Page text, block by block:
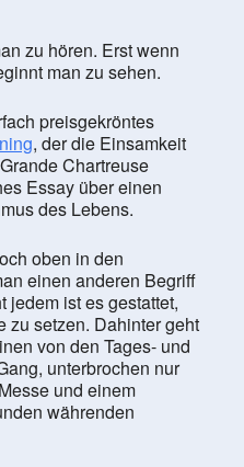
zu hören. Erst wenn
man zu sehen.
preisgekröntes
, der die Einsamkeit
Chartreuse
Essay über einen
des Lebens.
oben in den
einen anderen Begriff
jedem ist es gestattet,
zu setzen. Dahinter geht
von den Tages- und
unterbrochen nur
und einem
währenden